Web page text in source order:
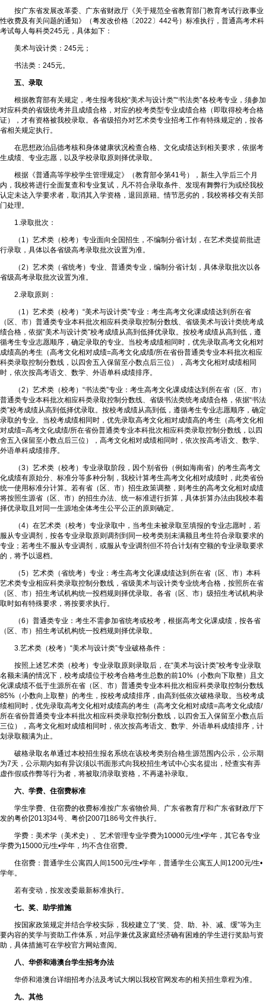
按广东省发展改革委、广东省财政厅《关于规范全省教育部门教育考试行政事业
性收费及有关问题的通知》（粤发改价格〔2022〕442号）标准执行，普通高考术科
考试每人每科类245元，具体如下：
美术与设计类：245元；
书法类：245元。
五、录取
根据教育部有关规定，考生报考我校“美术与设计类”“书法类”各校考专业，须参加
对应科类的省级统考并且成绩合格，对应的校考类型专业成绩合格（即取得校考合格
证），才有资格被我校录取。各省级招办对艺术类专业招考工作有特殊规定的，按各
省相关规定执行。
在思想政治品德考核和身体健康状况检查合格、文化成绩达到相关要求，依据考
生成绩、专业志愿，以及学校录取原则择优录取。
根据《普通高等学校学生管理规定》（教育部令第41号），新生入学后三个月
内，我校将进行全面复查和专业复试，凡不符合录取条件、发现有舞弊行为或经我校
认定未达入学要求者，取消其入学资格，退回原籍。情节恶劣的，我校将移交有关部
门处理。
1.录取批次：
（1）艺术类（校考）专业面向全国招生，不编制分省计划，在艺术类提前批进
行录取，具体以各省级高考录取批次设置为准。
（2）艺术类（省统考）专业、普通类专业，编制分省计划，具体录取批次以各
省级高考录取批次设置为准。
2.录取原则：
（1）艺术类（校考）“美术与设计类”专业：考生高考文化课成绩达到所在省
（区、市）普通类专业本科批次相应科类录取控制分数线、省级美术与设计类统考成
绩合格，依据“美术与设计类”校考成绩从高到低择优录取。按校考成绩从高到低，遵
循考生专业志愿顺序，确定录取的专业。当校考成绩相同时，优先录取高考文化相对
成绩高的考生（高考文化相对成绩=高考文化成绩/所在省份普通类专业本科批次相应
科类录取控制分数线，以四舍五入保留至小数点后三位），高考文化相对成绩相同
时，依次按高考语文、数学、外语单科成绩排序。
（2）艺术类（校考）“书法类”专业：考生高考文化课成绩达到所在省（区、市）
普通类专业本科批次相应科类录取控制分数线、省级书法类统考成绩合格，依据“书法
类”校考成绩从高到低择优录取。按校考成绩从高到低，遵循考生专业志愿顺序，确定
录取的专业。当校考成绩相同时，优先录取高考文化相对成绩高的考生（高考文化相
对成绩=高考文化成绩/所在省份普通类专业本科批次相应科类录取控制分数线，以四
舍五入保留至小数点后三位），高考文化相对成绩相同时，依次按高考语文、数学、
外语单科成绩排序。
（3）艺术类（校考）专业录取阶段，因个别省份（例如海南省）的考生高考文
化成绩有原始分、标准分等多种分制，我校计算考生高考文化相对成绩时，此类省份
统一使用标准分计算。若有省（区、市）招生政策调整，则考生的高考文化相对成绩
将按照生源省（区、市）的招生办法、统一标准进行折算，具体折算办法由我校本着
择优录取且对同一生源地全体考生公平公正的原则确定。
（4）在艺术类（校考）专业录取中，当考生未被录取至填报的专业志愿时，若
服从专业调剂，按各专业录取原则调剂到同一校考类别未满额且考生符合录取要求的
专业；若考生不服从专业调剂，或服从专业调剂但不符合计划有空额的专业录取要求
的，将予以退档。
（5）艺术类（省统考）专业：考生高考文化课成绩达到所在省（区、市）本科
艺术类专业相应科类录取控制分数线，省级美术与设计类专业统考合格，按照所在省
（区、市）招生考试机构统一投档规则择优录取。各省（区、市）级招生考试机构录
取时如有特殊要求，将按要求执行。
（6）普通类专业：考生不需参加省统考或校考，根据高考文化课成绩，按各省
（区、市）招生考试机构统一投档规则择优录取。
3.艺术类（校考）“美术与设计类”专业破格条件：
按照上述艺术类（校考）专业录取原则录取后，在“美术与设计类”校考专业录取
名额未满的情况下，校考成绩位于校考合格考生总数的前10%（小数向下取整）且文
化课成绩不低于生源所在省（区、市）普通类专业本科批次相应科类录取控制分数线
85%（小数向上取整）的考生，按校考成绩排序，由高到低依次破格录取。当校考成
绩相同时，优先录取高考文化相对成绩高的考生（高考文化相对成绩=高考文化成绩/
所在省份普通类专业本科批次相应科类录取控制分数线，以四舍五入保留至小数点后
三位），高考文化相对成绩相同时，依次按高考语文、数学、外语单科成绩排序，计
划录取额满为止。
破格录取名单通过本校招生报名系统在该校考类别合格生源范围内公示，公示期
为7天，公示期内如有异议须以书面形式向我校招生考试中心实名提出，经查实有弄
虚作假或作弊等行为者，将被取消录取资格，不再递补录取。
六、学费、住宿费标准
学生学费、住宿费的收费标准按广东省物价局、广东省教育厅和广东省财政厅下
发的粤价[2013]34号、粤价[2007]186号文件执行。
学费：美术学（美术史）、艺术管理专业学费为10000元/生•学年，其它各专业
学费为15000元/生•学年，均不含住宿费。
住宿费：普通学生公寓四人间1500元/生•学年，普通学生公寓五人间1200元/生•
学年。
若有变动，按发改委最新标准执行。
七、奖、助学措施
按国家政策规定并结合学校实际，我校建立了“奖、贷、助、补、减、缓”等为主
要内容的奖学与资助工作体系，对品学兼优及家庭经济确有困难的学生进行奖励与资
助，具体措施可在学校官方网站查阅。
八、华侨和港澳台学生招考办法
华侨和港澳台详细招考办法及考试大纲以我校官网发布的相关招生章程为准。
九、其他